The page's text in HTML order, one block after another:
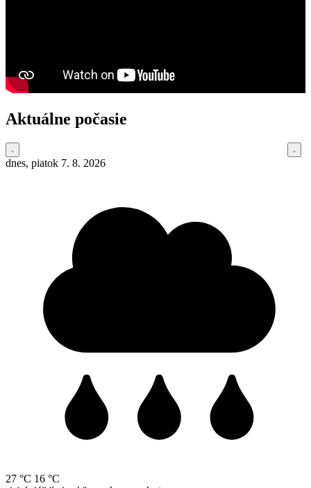
Aktuálne počasie
dnes, piatok 7. 8. 2026
27 °C 16 °C